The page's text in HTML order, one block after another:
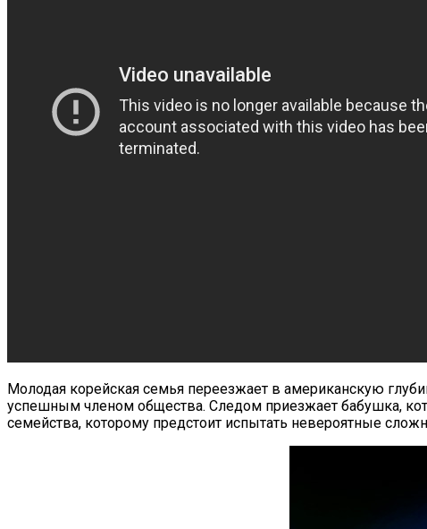
Молодая корейская семья переезжает в американскую
успешным членом общества. Следом приезжает бабушка,
семейства, которому предстоит испытать невероятные